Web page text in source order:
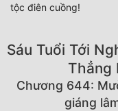
Hoàn Thành
tộc điên cuồng!
Sáu Tuổi Tới
Thẳng
Chương 644:
giáng